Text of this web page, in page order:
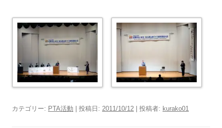
カテゴリー: PTA活動 | 投稿日: 2011/10/12 投稿者: kurako01